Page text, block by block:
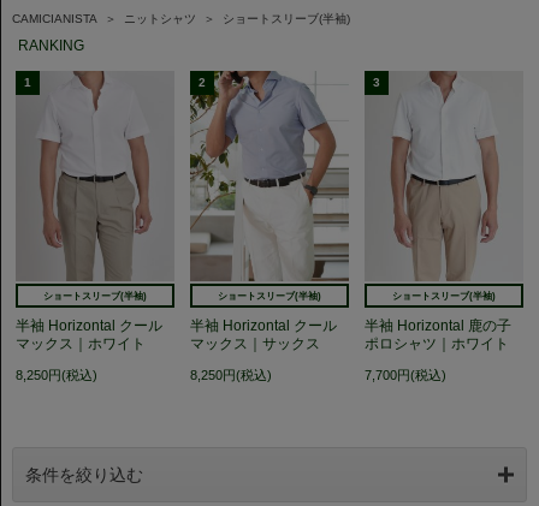
CAMICIANISTA ＞ ニットシャツ ＞ ショートスリーブ(半袖)
RANKING
1
ショートスリーブ(半袖)
半袖 Horizontal クール
マックス｜ホワイト
8,250円(税込)
2
ショートスリーブ(半袖)
半袖 Horizontal クール
マックス｜サックス
8,250円(税込)
3
ショートスリーブ(半袖)
半袖 Horizontal 鹿の子
ポロシャツ｜ホワイト
7,700円(税込)
条件を絞り込む